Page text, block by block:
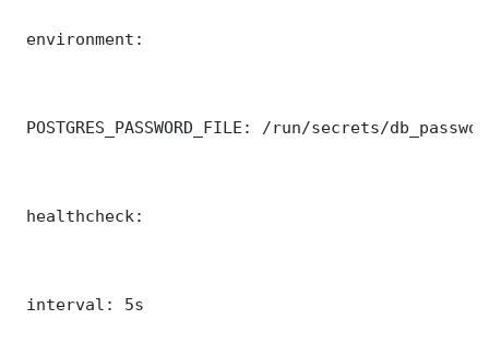
environment:
POSTGRES_PASSWORD_FILE: /run/secrets/
healthcheck:
interval: 5s